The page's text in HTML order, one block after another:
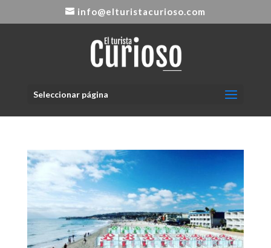
info@elturistacurioso.com
Seleccionar página